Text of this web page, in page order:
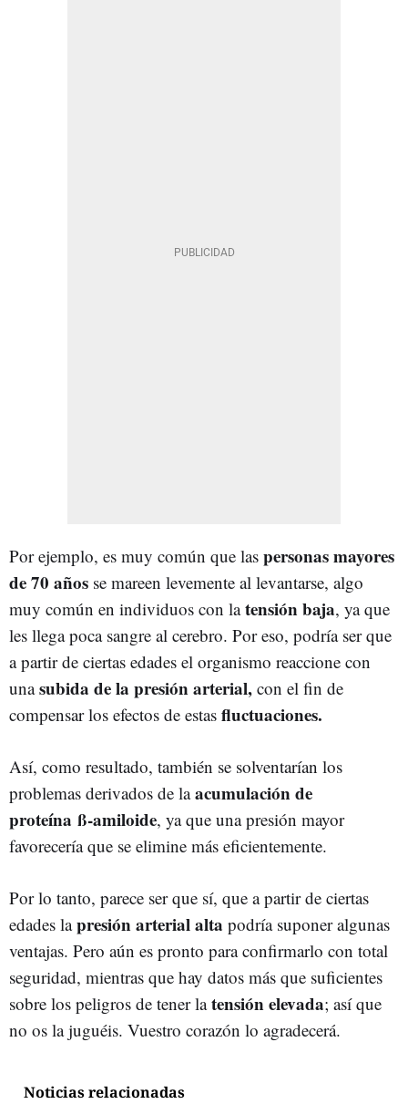
Por ejemplo, es muy común que las personas mayores
de 70 años se mareen levemente al levantarse, algo
muy común en individuos con latensión baja, ya que
les llega poca sangre al cerebro. Por eso, podría ser que
a partir de ciertas edades el organismo reaccione con
unasubida de la presión arterial, con el fin de
compensar los efectos de estas fluctuaciones.
Así, como resultado, también se solventarían los
problemas derivados de laacumulación de
proteína ß-amiloide, ya que una presión mayor
favorecería que se elimine más eficientemente.
Por lo tanto, parece ser que sí, que a partir de ciertas
edades lapresión arterial alta podría suponer algunas
ventajas. Pero aún es pronto para confirmarlo con total
seguridad, mientras que hay datos más que suficientes
sobre los peligros de tener latensión elevada; así que
no os la juguéis. Vuestro corazón lo agradecerá.
Noticias relacionadas